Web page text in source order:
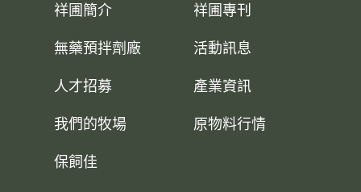
祥圃簡介
無藥預拌劑廠
人才招募
我們的牧場
保飼佳
祥圃專刊
活動訊息
產業資訊
原物料行情